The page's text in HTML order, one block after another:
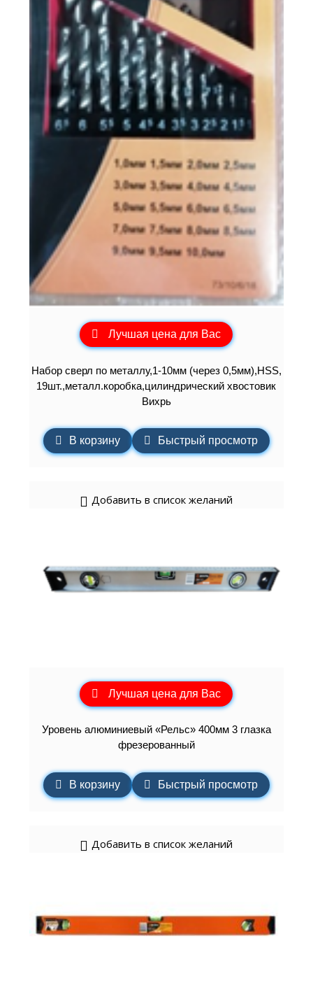
Лучшая цена для Вас
Набор сверл по металлу,1-10мм (через 0,5мм),HSS,
19шт.,металл.коробка,цилиндрический хвостовик
Вихрь
В корзину Быстрый просмотр
Добавить в список желаний
Лучшая цена для Вас
Уровень алюминиевый «Рельс» 400мм 3 глазка
фрезерованный
В корзину Быстрый просмотр
Добавить в список желаний